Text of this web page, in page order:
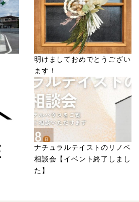
明けましておめでとうござい
ます！
ナチュラルテイストのリノベ
相談会【イベント終了しまし
た】